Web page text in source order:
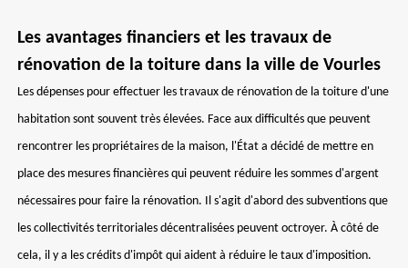
Les avantages financiers et les travaux de
rénovation de la toiture dans la ville de Vourles
Les dépenses pour effectuer les travaux de rénovation de la toiture d'une
habitation sont souvent très élevées. Face aux difficultés que peuvent
rencontrer les propriétaires de la maison, l'État a décidé de mettre en
place des mesures financières qui peuvent réduire les sommes d'argent
nécessaires pour faire la rénovation. Il s'agit d'abord des subventions que
les collectivités territoriales décentralisées peuvent octroyer. À côté de
cela, il y a les crédits d'impôt qui aident à réduire le taux d'imposition.